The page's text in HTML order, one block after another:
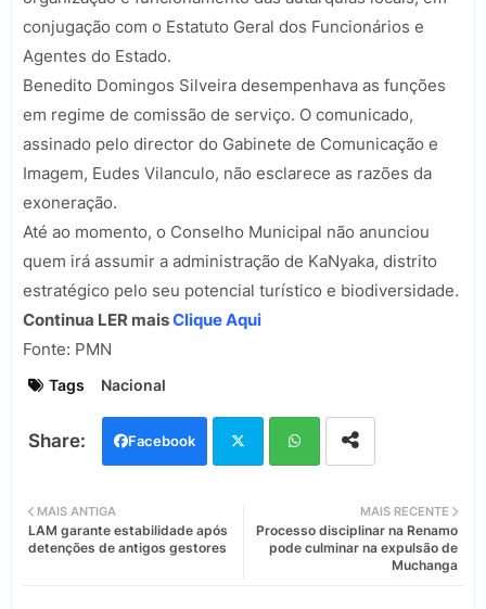
conjugação com o Estatuto Geral dos Funcionários e
Agentes do Estado.
Benedito Domingos Silveira desempenhava as funções
em regime de comissão de serviço. O comunicado,
assinado pelo director do Gabinete de Comunicação e
Imagem, Eudes Vilanculo, não esclarece as razões da
exoneração.
Até ao momento, o Conselho Municipal não anunciou
quem irá assumir a administração de KaNyaka, distrito
estratégico pelo seu potencial turístico e biodiversidade.
Continua LER maisClique Aqui
Fonte: PMN
Tags Nacional
Facebook
tter ats
MAIS RECENTE
Processo disciplinar na Renamo
pode culminar na expulsão de
Muchanga
MAIS ANTIGA
LAM garante estabilidade após
detenções de antigos gestores